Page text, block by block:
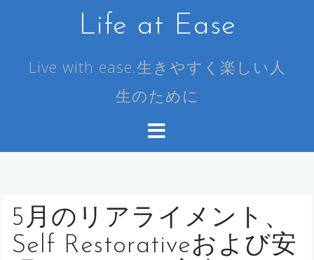
ッ
Life at Ease
Live with ease.生きやすく楽しい人
生のために
5月のリアライメント、
Self Restorativeおよび安